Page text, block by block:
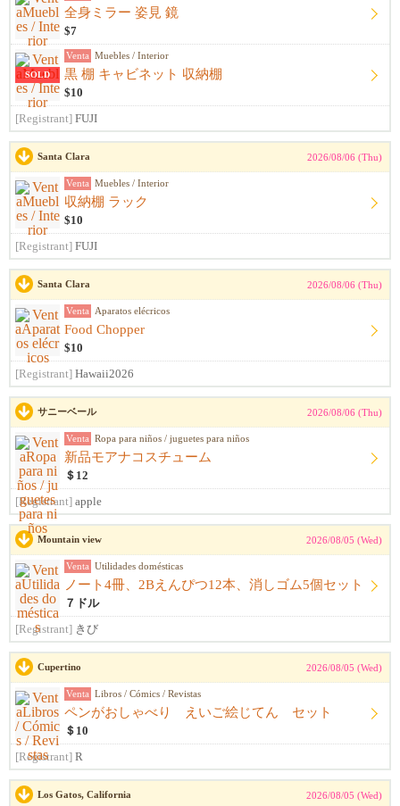
全身ミラー 姿見 鏡
$7
SOLD
Venta Muebles / Interior
黒 棚 キャビネット 収納棚
$10
[Registrant] FUJI
Santa Clara 2026/08/06 (Thu)
Venta Muebles / Interior
収納棚 ラック
$10
[Registrant] FUJI
Santa Clara 2026/08/06 (Thu)
Venta Aparatos elécricos
Food Chopper
$10
[Registrant] Hawaii2026
サニーベール 2026/08/06 (Thu)
Venta Ropa para niños / juguetes para niños
新品モアナコスチューム
＄12
[Registrant] apple
Mountain view 2026/08/05 (Wed)
Venta Utilidades domésticas
ノート4冊、2Bえんぴつ12本、消しゴム5個セット
７ドル
[Registrant] きび
Cupertino 2026/08/05 (Wed)
Venta Libros / Cómics / Revistas
ペンがおしゃべり えいご絵じてん セット
＄10
[Registrant] R
Los Gatos, California 2026/08/05 (Wed)